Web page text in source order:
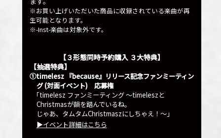
※お買い上げいただいた商品に収録されている楽曲が再
生可能となります。
※-Inst-楽曲は対象外です。
【３形態同時予約購入 ３大特典】
【抽選特典】
①timelesz 『because』リリース記念ファンミーティン
グ (対面イベント) 応募権
｢timelesz ファンミーティング ～timeleszと
Christmasが韻を踏んでいるね。
じゃあ、タムタムChristmaszにしちゃえ！～｣
▶︎イベント詳細はこちら